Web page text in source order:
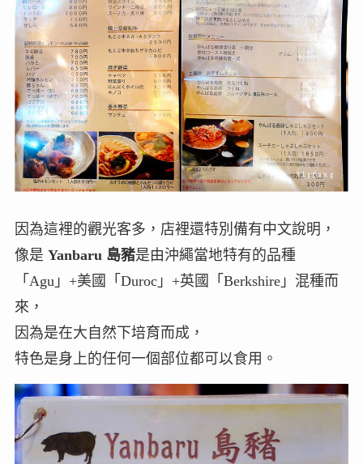
因為這裡的觀光客多，店裡還特別備有中文說明，
像是 Yanbaru 島豬是由沖繩當地特有的品種
「Agu」+美國「Duroc」+英國「Berkshire」混種而
來，
因為是在大自然下培育而成，
特色是身上的任何一個部位都可以食用。